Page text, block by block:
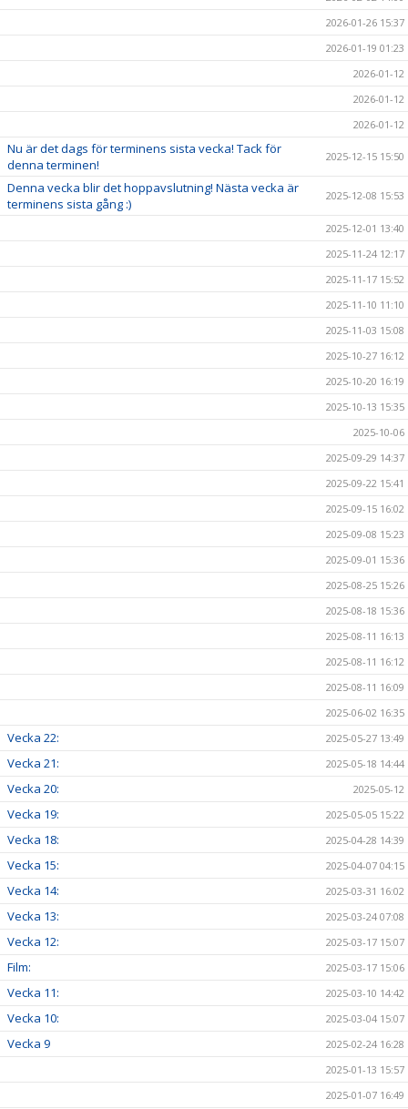
2026-01-26 15:37
2026-01-19 01:23
2026-01-12
2026-01-12
2026-01-12
Nu är det dags för terminens sista vecka! Tack för
denna terminen!
2025-12-15 15:50
Denna vecka blir det hoppavslutning! Nästa vecka är
terminens sista gång :)
2025-12-08 15:53
2025-12-01 13:40
2025-11-24 12:17
2025-11-17 15:52
2025-11-10 11:10
2025-11-03 15:08
2025-10-27 16:12
2025-10-20 16:19
2025-10-13 15:35
2025-10-06
2025-09-29 14:37
2025-09-22 15:41
2025-09-15 16:02
2025-09-08 15:23
2025-09-01 15:36
2025-08-25 15:26
2025-08-18 15:36
2025-08-11 16:13
2025-08-11 16:12
2025-08-11 16:09
2025-06-02 16:35
Vecka 22: 2025-05-27 13:49
Vecka 21: 2025-05-18 14:44
Vecka 20: 2025-05-12
Vecka 19: 2025-05-05 15:22
Vecka 18: 2025-04-28 14:39
Vecka 15: 2025-04-07 04:15
Vecka 14: 2025-03-31 16:02
Vecka 13: 2025-03-24 07:08
Vecka 12: 2025-03-17 15:07
Film: 2025-03-17 15:06
Vecka 11: 2025-03-10 14:42
Vecka 10: 2025-03-04 15:07
Vecka 9
2025-02-24 16:28
2025-01-13 15:57
2025-01-07 16:49